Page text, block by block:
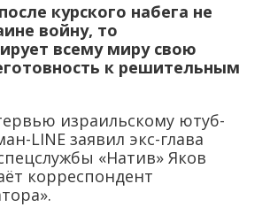
курского набега не
войну, то
всему миру свою
к решительным
израильскому ютуб-
LINE заявил экс-глава
«Натив» Яков
корреспондент